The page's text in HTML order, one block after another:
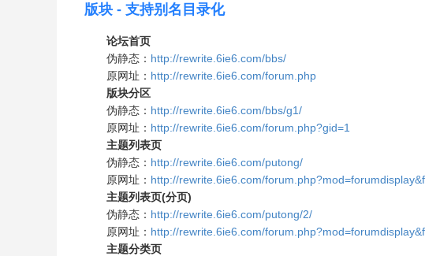
版块 - 支持别名目录化
论坛首页
伪静态： http://rewrite.6ie6.com/bbs/
原网址： http://rewrite.6ie6.com/forum.php
版块分区
伪静态： http://rewrite.6ie6.com/bbs/g1/
原网址： http://rewrite.6ie6.com/forum.php?gid=1
主题列表页
伪静态： http://rewrite.6ie6.com/putong/
原网址： http://rewrite.6ie6.com/
主题列表页(分页)
伪静态： http://rewrite.6ie6.com/putong/2/
原网址： http://rewrite.6ie6.com/
主题分类页